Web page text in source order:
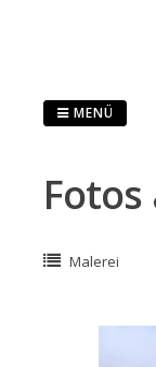
MENÜ
Malerei